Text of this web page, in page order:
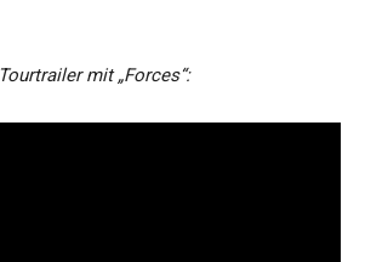
Tourtrailer mit „Forces“: